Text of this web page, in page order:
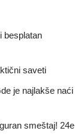
besplatan
saveti
je najlakše naći
smeštaj! 24e